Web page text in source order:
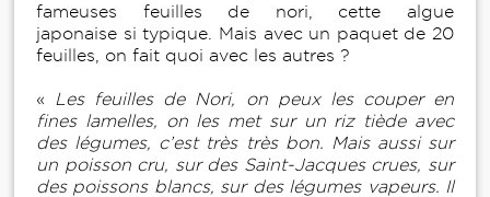
fameuses feuilles de nori, cette algue
japonaise si typique. Mais avec un paquet de 20
feuilles, on fait quoi avec les autres ?
« Les feuilles de Nori, on peux les couper en
fines lamelles, on les met sur un riz tiède avec
des légumes, c’est très très bon. Mais aussi sur
un poisson cru, sur des Saint-Jacques crues, sur
des poissons blancs, sur des légumes vapeurs. Il